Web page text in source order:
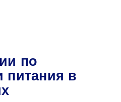
по
питания в